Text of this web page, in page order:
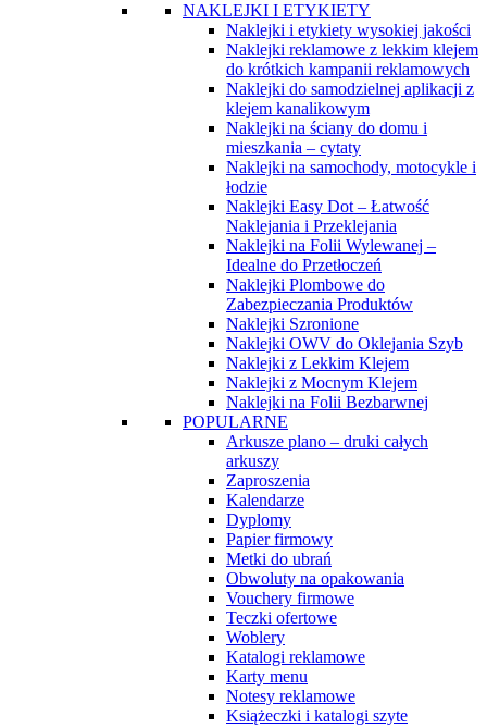
NAKLEJKI I ETYKIETY
Naklejki i etykiety wysokiej jakości
Naklejki reklamowe z lekkim klejem
do krótkich kampanii reklamowych
Naklejki do samodzielnej aplikacji z
klejem kanalikowym
Naklejki na ściany do domu i
mieszkania – cytaty
Naklejki na samochody, motocykle i
łodzie
Naklejki Easy Dot – Łatwość
Naklejania i Przeklejania
Naklejki na Folii Wylewanej –
Idealne do Przetłoczeń
Naklejki Plombowe do
Zabezpieczania Produktów
Naklejki Szronione
Naklejki OWV do Oklejania Szyb
Naklejki z Lekkim Klejem
Naklejki z Mocnym Klejem
Naklejki na Folii Bezbarwnej
POPULARNE
Arkusze plano – druki całych
arkuszy
Zaproszenia
Kalendarze
Dyplomy
Papier firmowy
Metki do ubrań
Obwoluty na opakowania
Vouchery firmowe
Teczki ofertowe
Woblery
Katalogi reklamowe
Karty menu
Notesy reklamowe
Książeczki i katalogi szyte